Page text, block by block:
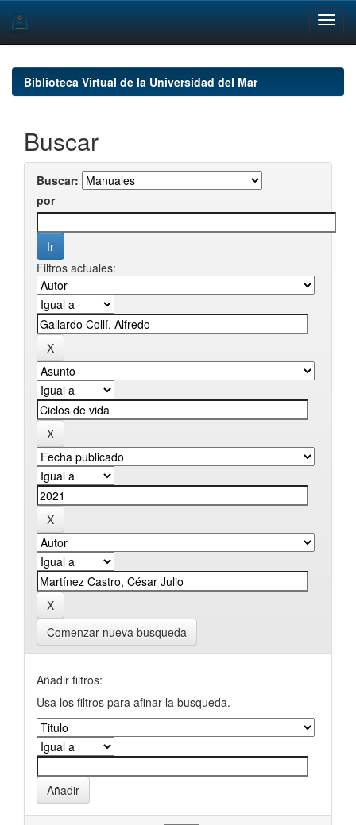
navigationBiblioteca Virtual de la Universidad del Mar
Buscar
Buscar:
por
Filtros actuales:
Comenzar nueva busqueda
Añadir filtros:
Usa los filtros para afinar la busqueda.